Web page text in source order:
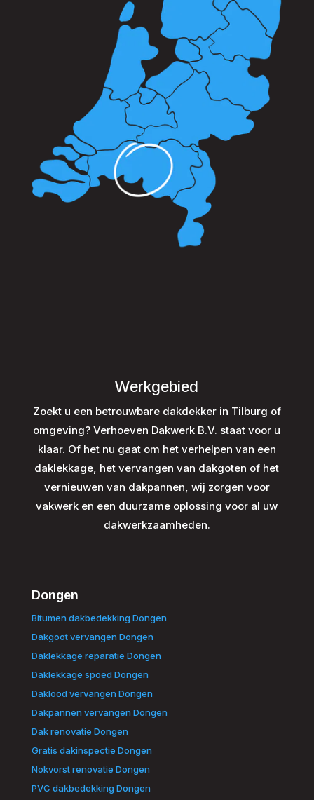
Werkgebied
Zoekt u een betrouwbare dakdekker in Tilburg of
omgeving? Verhoeven Dakwerk B.V. staat voor u
klaar. Of het nu gaat om het verhelpen van een
daklekkage, het vervangen van dakgoten of het
vernieuwen van dakpannen, wij zorgen voor
vakwerk en een duurzame oplossing voor al uw
dakwerkzaamheden.
Dongen
Bitumen dakbedekking Dongen
Dakgoot vervangen Dongen
Daklekkage reparatie Dongen
Daklekkage spoed Dongen
Daklood vervangen Dongen
Dakpannen vervangen Dongen
Dak renovatie Dongen
Gratis dakinspectie Dongen
Nokvorst renovatie Dongen
PVC dakbedekking Dongen